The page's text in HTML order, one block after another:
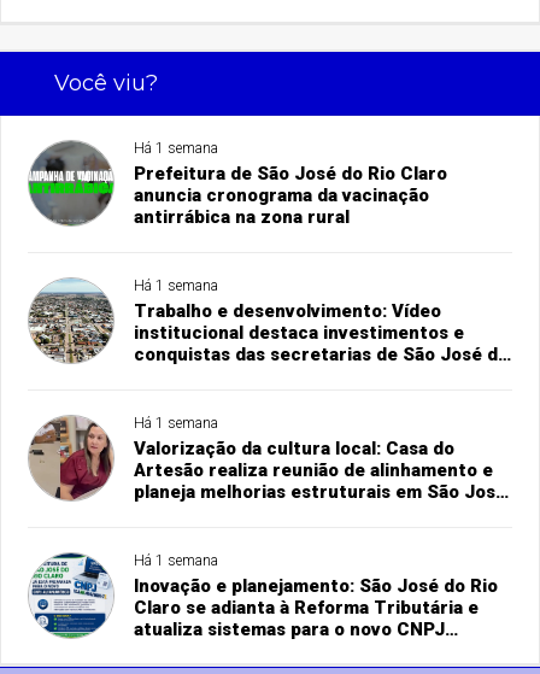
Você viu?
Há 1 semana
Prefeitura de São José do Rio Claro
anuncia cronograma da vacinação
antirrábica na zona rural
Há 1 semana
Trabalho e desenvolvimento: Vídeo
institucional destaca investimentos e
conquistas das secretarias de São José do
Há 1 semana
Valorização da cultura local: Casa do
Artesão realiza reunião de alinhamento e
planeja melhorias estruturais em São José
Há 1 semana
Inovação e planejamento: São José do Rio
Claro se adianta à Reforma Tributária e
atualiza sistemas para o novo CNPJ